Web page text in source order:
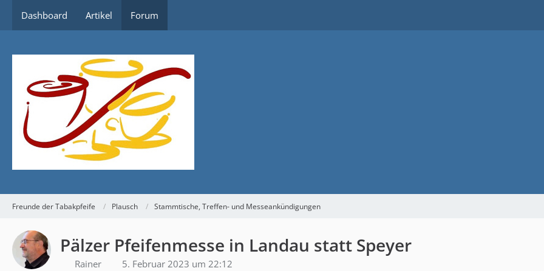
Dashboard Artikel Forum
Freunde der Tabakpfeife Plausch Stammtische, Treffen- und Messeankündigungen
Pälzer Pfeifenmesse in Landau statt Speyer
Rainer 5. Februar 2023 um 22:12